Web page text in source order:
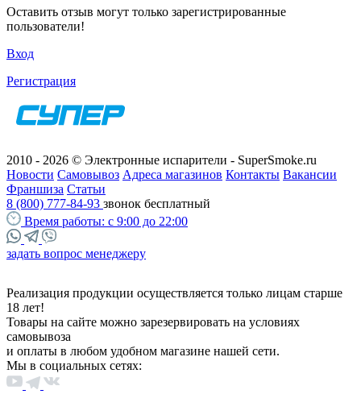
Оставить отзыв могут только зарегистрированные
пользователи!
Вход
Регистрация
2010 - 2026 © Электронные испарители - SuperSmoke.ru
Новости Самовывоз Адреса магазинов Контакты Вакансии
Франшиза Статьи
8 (800) 777-84-93 звонок бесплатный
Время работы: с 9:00 до 22:00
задать вопрос менеджеру
Реализация продукции осуществляется только лицам старше
18 лет!
Товары на сайте можно зарезервировать на условиях
самовывоза
и оплаты в любом удобном магазине нашей сети.
Мы в социальных сетях: